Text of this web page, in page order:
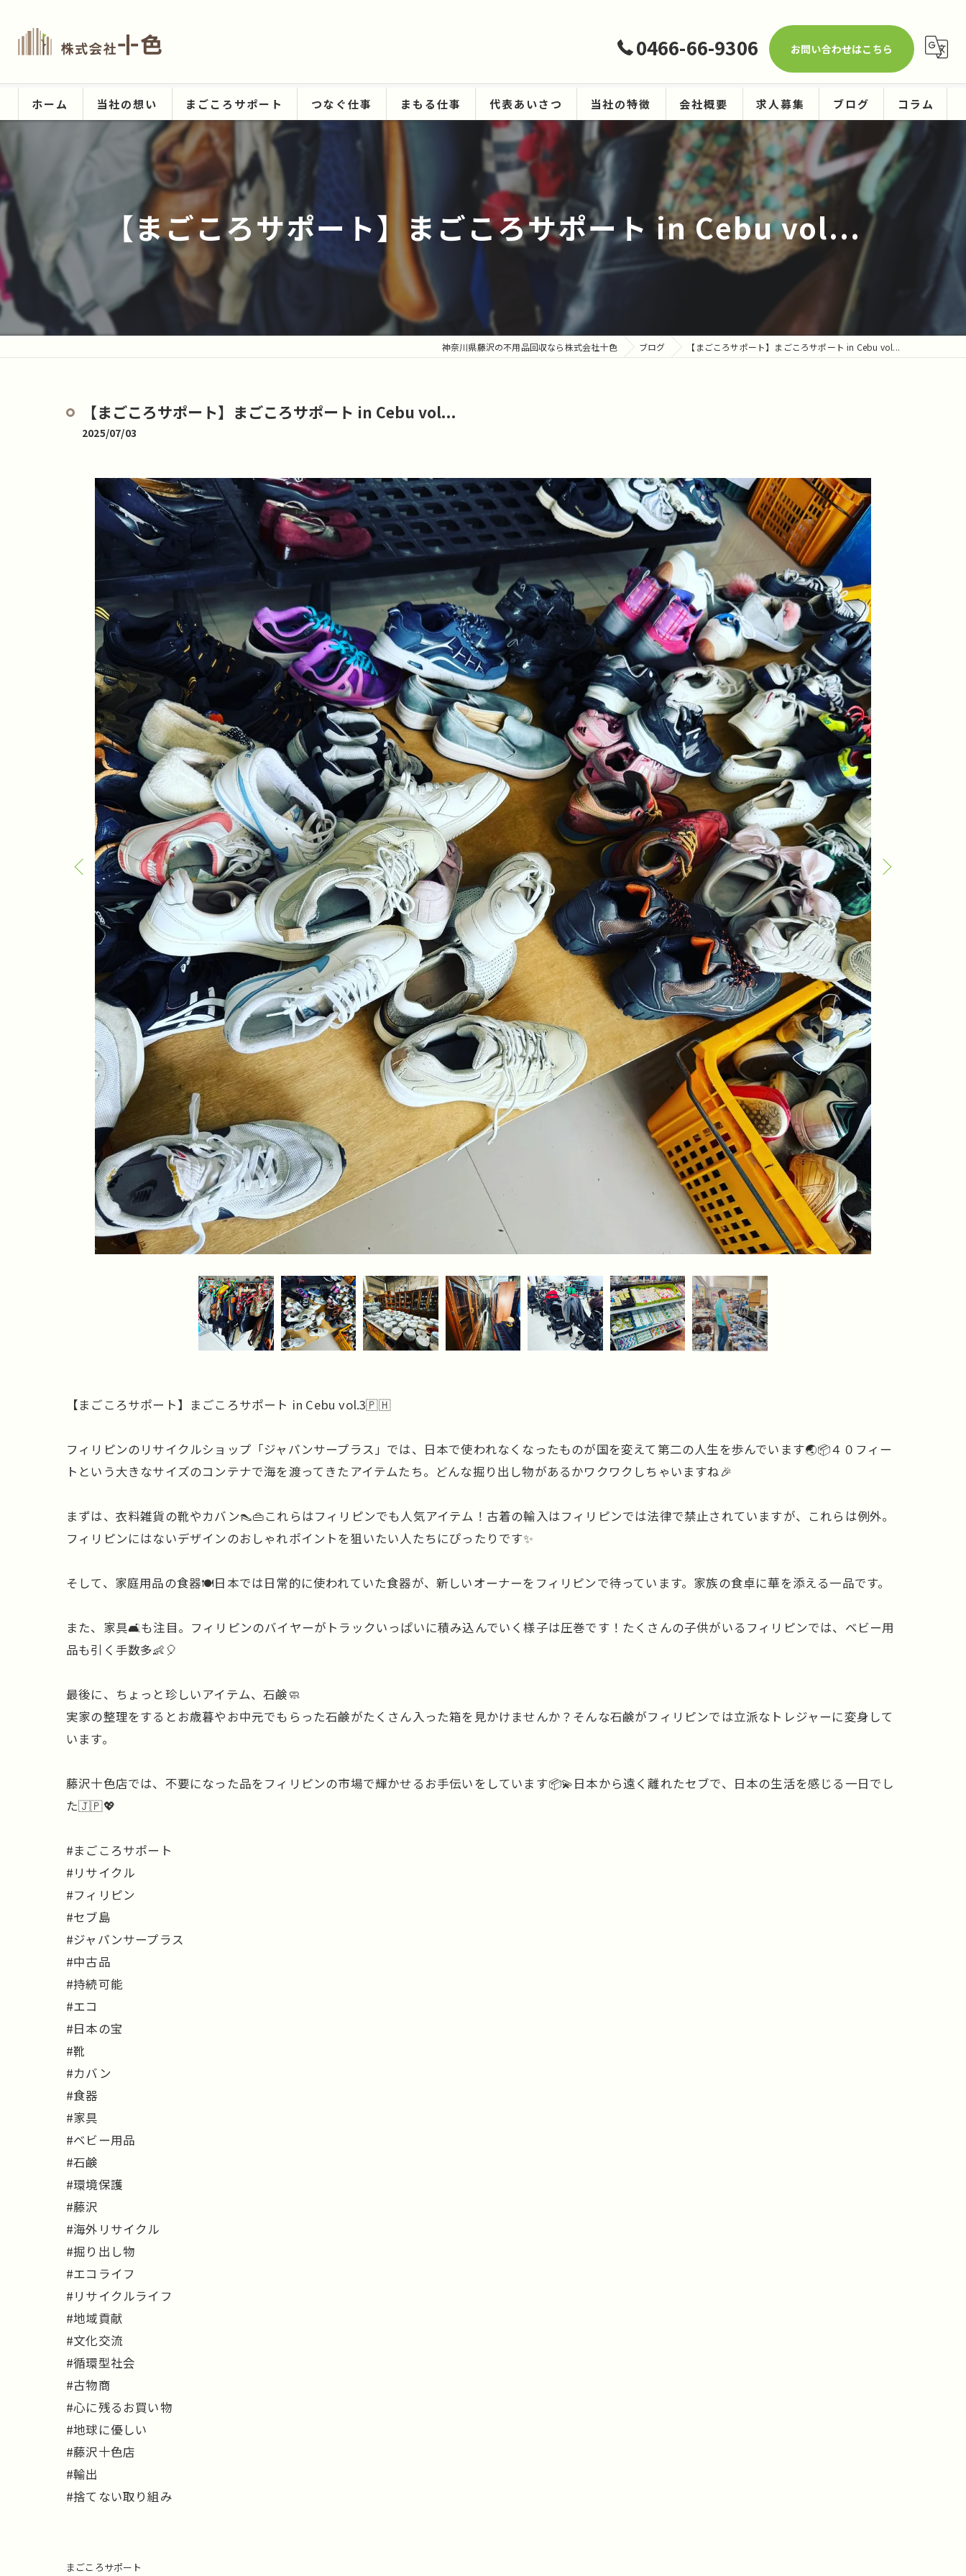
0466-66-9306 お問い合わせはこちら
ホーム 当社の想い まごころサポート つなぐ仕事 まもる仕事 代表あいさつ 当社の特徴
ハウスクリーニング
遺品整理
生前整理
空き家
会社概要 求人募集 ブログ コラム
【まごころサポート】まごころサポート in Cebu vol...
神奈川県藤沢の不用品回収なら株式会社十色 ブログ 【まごころサポート】まごころサポート in Cebu vol...
【まごころサポート】まごころサポート in Cebu vol...
2025/07/03
【まごころサポート】まごころサポート in Cebu vol.3🇵🇭
フィリピンのリサイクルショップ「ジャパンサープラス」では、日本で使われなくなったものが国を変えて第二の人生を歩んでいます🌏📦４０フィー
トという大きなサイズのコンテナで海を渡ってきたアイテムたち。どんな掘り出し物があるかワクワクしちゃいますね🎉
まずは、衣料雑貨の靴やカバン👠👜これらはフィリピンでも人気アイテム！古着の輸入はフィリピンでは法律で禁止されていますが、これらは例外。
フィリピンにはないデザインのおしゃれポイントを狙いたい人たちにぴったりです✨
そして、家庭用品の食器🍽️日本では日常的に使われていた食器が、新しいオーナーをフィリピンで待っています。家族の食卓に華を添える一品です。
また、家具🛋️も注目。フィリピンのバイヤーがトラックいっぱいに積み込んでいく様子は圧巻です！たくさんの子供がいるフィリピンでは、ベビー用
品も引く手数多👶🎈
最後に、ちょっと珍しいアイテム、石鹸🧼
実家の整理をするとお歳暮やお中元でもらった石鹸がたくさん入った箱を見かけませんか？そんな石鹸がフィリピンでは立派なトレジャーに変身して
います。
藤沢十色店では、不要になった品をフィリピンの市場で輝かせるお手伝いをしています📦💫日本から遠く離れたセブで、日本の生活を感じる一日でし
た🇯🇵💖
#まごころサポート
#リサイクル
#フィリピン
#セブ島
#ジャパンサープラス
#中古品
#持続可能
#エコ
#日本の宝
#靴
#カバン
#食器
#家具
#ベビー用品
#石鹸
#環境保護
#藤沢
#海外リサイクル
#掘り出し物
#エコライフ
#リサイクルライフ
#地域貢献
#文化交流
#循環型社会
#古物商
#心に残るお買い物
#地球に優しい
#藤沢十色店
#輸出
#捨てない取り組み
まごころサポート